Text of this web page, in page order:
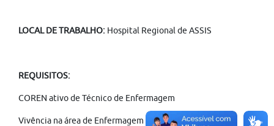
LOCAL DE TRABALHO: Hospital Regional de ASSIS
REQUISITOS:
COREN ativo de Técnico de Enfermagem
Vivência na área de Enfermagem do Trabalho;